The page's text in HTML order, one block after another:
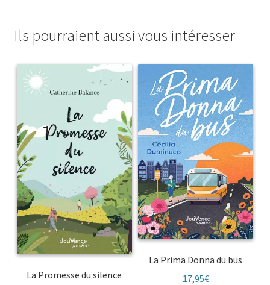
Ils pourraient aussi vous intéresser
La Promesse du silence
La Prima Donna du bus
17,95€